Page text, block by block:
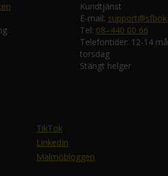
Kundtjänst
E-mail:
Tel: 08–440 00 66
Telefontider: 12-14
torsdag
Stängt helger
TikTok
LinkedIn
Malmöbloggen